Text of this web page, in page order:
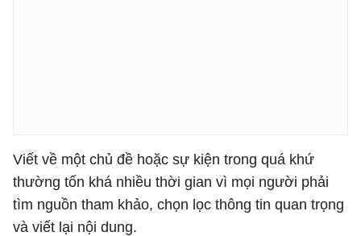
Viết về một chủ đề hoặc sự kiện trong quá khứ
thường tốn khá nhiều thời gian vì mọi người phải
tìm nguồn tham khảo, chọn lọc thông tin quan trọng
và viết lại nội dung.